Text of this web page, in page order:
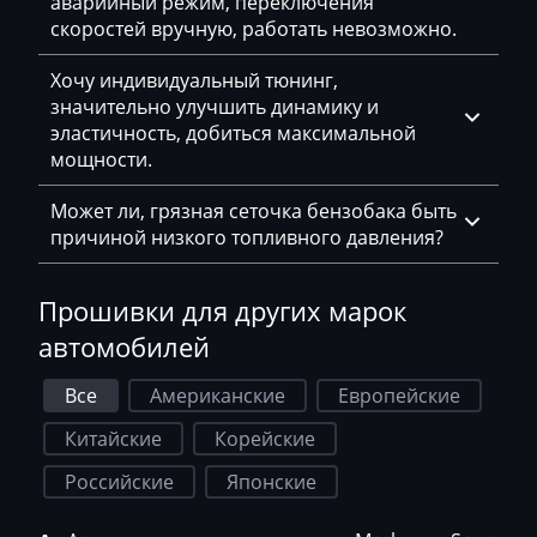
Haval
Hawtai
Hidromek
Higer
Hino
Hitachi
Honda
Hongqi
Howo
Huanghai
Hummer
скоростей вручную, работать невозможно.
Хочу индивидуальный тюнинг,
значительно улучшить динамику и
эластичность, добиться максимальной
мощности.
Может ли, грязная сеточка бензобака быть
причиной низкого топливного давления?
Прошивки для других марок
автомобилей
Все Американские
Европейские
Китайские
Корейские
Российские
Японские